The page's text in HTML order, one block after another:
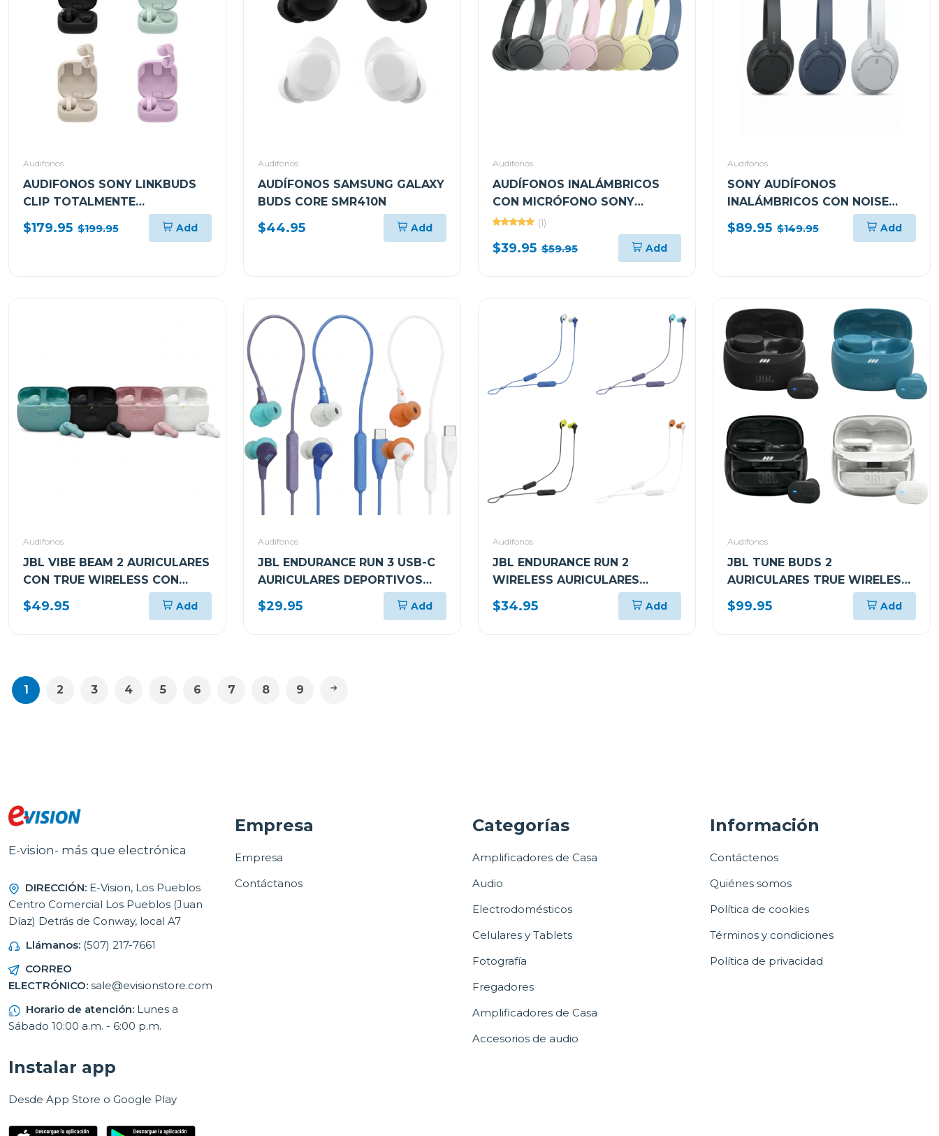
Audifonos
AUDIFONOS SONY LINKBUDS
CLIP TOTALMENTE
INALÁMBRICOS WFLC900
$179.95 $199.95 Add
Audifonos
AUDÍFONOS SAMSUNG GALAXY
BUDS CORE SMR410N
$44.95 Add
Audifonos
AUDÍFONOS INALÁMBRICOS
CON MICRÓFONO SONY
WHCH520
(1)
$39.95 $59.95 Add
Audifonos
SONY AUDÍFONOS
INALÁMBRICOS CON NOISE
CANCELLING WHCH720N
$89.95 $149.95 Add
Audifonos
JBL VIBE BEAM 2 AURICULARES
CON TRUE WIRELESS CON
CANCELACIÓN DE RUIDO
$49.95 Add
Audifonos
JBL ENDURANCE RUN 3 USB-C
AURICULARES DEPORTIVOS
CON CABLE
$29.95 Add
Audifonos
JBL ENDURANCE RUN 2
WIRELESS AURICULARES
DEPORTIVOS INTRAURALES E
INÁLAMBRICOS RESISTENTES
$34.95 Add
Audifonos
JBL TUNE BUDS 2
AURICULARES TRUE WIRELESS
CON CANCELACIÓN DE RUIDO
$99.95 Add
1 2 3 4 5 6 7 8 9
E-vision- más que electrónica
DIRECCIÓN: E-Vision, Los Pueblos
Centro Comercial Los Pueblos (Juan
Díaz) Detrás de Conway, local A7
Llámanos: (507) 217-7661
CORREO
ELECTRÓNICO: sale@evisionstore.com
Horario de atención: Lunes a
Sábado 10:00 a.m. - 6:00 p.m.
Empresa
Empresa
Contáctanos
Categorías
Amplificadores de Casa
Audio
Electrodomésticos
Celulares y Tablets
Fotografía
Fregadores
Amplificadores de Casa
Accesorios de audio
Información
Contáctenos
Quiénes somos
Política de cookies
Términos y condiciones
Política de privacidad
Instalar app
Desde App Store o Google Play